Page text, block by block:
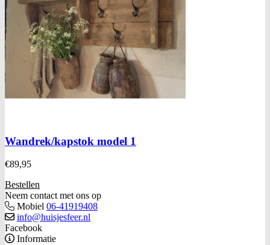
Wandrek/kapstok model 1
€89,95
Bestellen
Neem contact met ons op
Mobiel 06-41919408
info@huisjesfeer.nl
Facebook
Informatie